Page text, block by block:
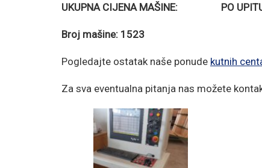
UKUPNA CIJENA MAŠINE: PO
Broj mašine: 1523
Pogledajte ostatak naše ponude kutnih
Za sva eventualna pitanja nas možete